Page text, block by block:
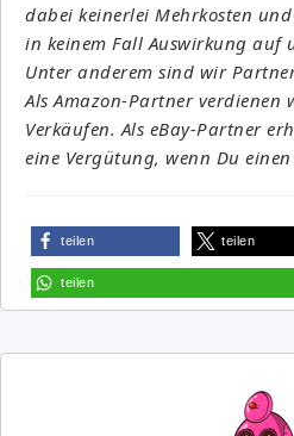
dabei keinerlei Mehrkosten
in keinem Fall Auswirkung auf
Unter anderem sind wir
Als Amazon-Partner
Verkäufen. Als eBay-Partner
eine Vergütung, wenn Du
teilen teilen
teilen